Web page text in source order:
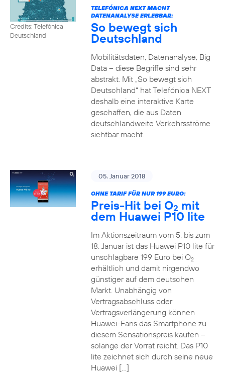
Credits: Telefónica
Deutschland
TELEFÓNICA NEXT MACHT
DATENANALYSE ERLEBBAR:
So bewegt sich
Deutschland
Mobilitätsdaten, Datenanalyse, Big
Data – diese Begriffe sind sehr
abstrakt. Mit „So bewegt sich
Deutschland“ hat Telefónica NEXT
deshalb eine interaktive Karte
geschaffen, die aus Daten
deutschlandweite Verkehrsströme
sichtbar macht.
05. Januar 2018
OHNE TARIF FÜR NUR 199 EURO:
Preis-Hit bei O2 mit
dem Huawei P10 lite
Im Aktionszeitraum vom 5. bis zum
18. Januar ist das Huawei P10 lite für
unschlagbare 199 Euro bei O2
erhältlich und damit nirgendwo
günstiger auf dem deutschen
Markt. Unabhängig von
Vertragsabschluss oder
Vertragsverlängerung können
Huawei-Fans das Smartphone zu
diesem Sensationspreis kaufen –
solange der Vorrat reicht. Das P10
lite zeichnet sich durch seine neue
Huawei […]